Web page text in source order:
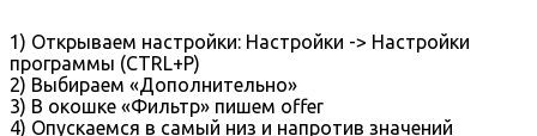
1) Открываем настройки: Настройки -> Настройки
программы (CTRL+P)
2) Выбираем «Дополнительно»
3) В окошке «Фильтр» пишем offer
4) Опускаемся в самый низ и напротив значений